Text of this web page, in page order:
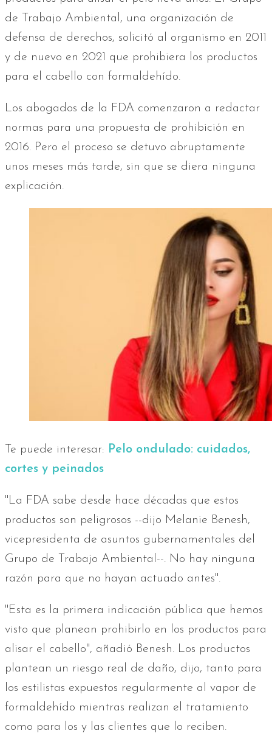
de Trabajo Ambiental, una organización de
defensa de derechos, solicitó al organismo en 2011
y de nuevo en 2021 que prohibiera los productos
para el cabello con formaldehído.
Los abogados de la FDA comenzaron a redactar
normas para una propuesta de prohibición en
2016. Pero el proceso se detuvo abruptamente
unos meses más tarde, sin que se diera ninguna
explicación.
Te puede interesar: Pelo ondulado: cuidados,
cortes y peinados
"La FDA sabe desde hace décadas que estos
productos son peligrosos --dijo Melanie Benesh,
vicepresidenta de asuntos gubernamentales del
Grupo de Trabajo Ambiental--. No hay ninguna
razón para que no hayan actuado antes".
"Esta es la primera indicación pública que hemos
visto que planean prohibirlo en los productos para
alisar el cabello", añadió Benesh. Los productos
plantean un riesgo real de daño, dijo, tanto para
los estilistas expuestos regularmente al vapor de
formaldehído mientras realizan el tratamiento
como para los y las clientes que lo reciben.